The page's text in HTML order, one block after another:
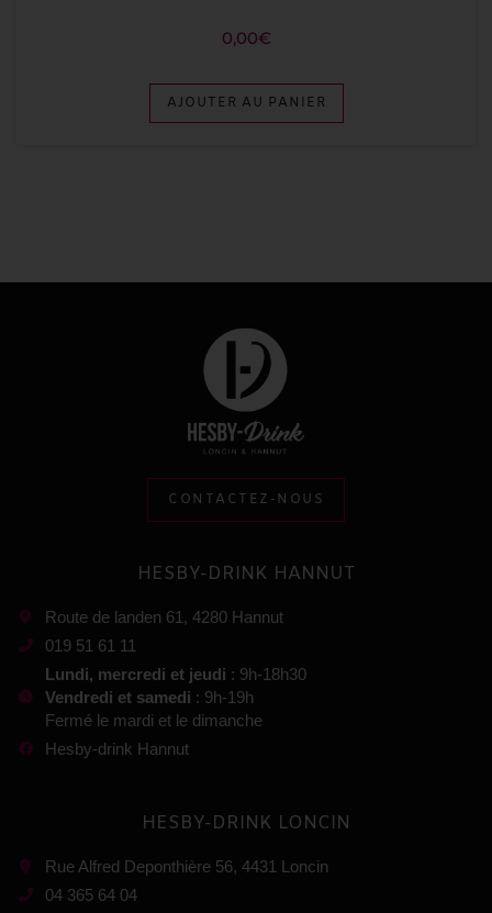
0,00€
AJOUTER AU PANIER
CONTACTEZ-NOUS
HESBY-DRINK HANNUT
Route de landen 61, 4280 Hannut
019 51 61 11
Lundi, mercredi et jeudi : 9h-18h30
Vendredi et samedi : 9h-19h
Fermé le mardi et le dimanche
Hesby-drink Hannut
HESBY-DRINK LONCIN
Rue Alfred Deponthière 56, 4431 Loncin
04 365 64 04